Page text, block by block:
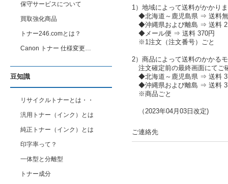
1）地域によって送料がかかり
◆北海道～鹿児島県 ⇒ 送料
◆沖縄県および離島 ⇒ 送料
◆メール便 ⇒ 送料 370円
※1注文（注文番号）ごと
2）商品によって送料のかかる
注文確定前の最終画面にてご
◆北海道～鹿児島県 ⇒ 送料
◆沖縄県および離島 ⇒ 送料
※商品ごと
（2023年04月03日改定)
ご連絡先
保守サービスについて
買取強化商品
トナー246.comとは？
Canon トナー 仕様変更…
豆知識
リサイクルトナーとは・・
汎用トナー（インク）とは
純正トナー（インク）とは
印字率って？
一体型と分離型
トナー成分